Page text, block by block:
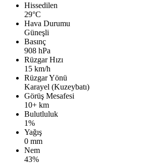
Hissedilen
29°C
Hava Durumu
Güneşli
Basınç
908 hPa
Rüzgar Hızı
15 km/h
Rüzgar Yönü
Karayel (Kuzeybatı)
Görüş Mesafesi
10+ km
Bulutluluk
1%
Yağış
0 mm
Nem
43%